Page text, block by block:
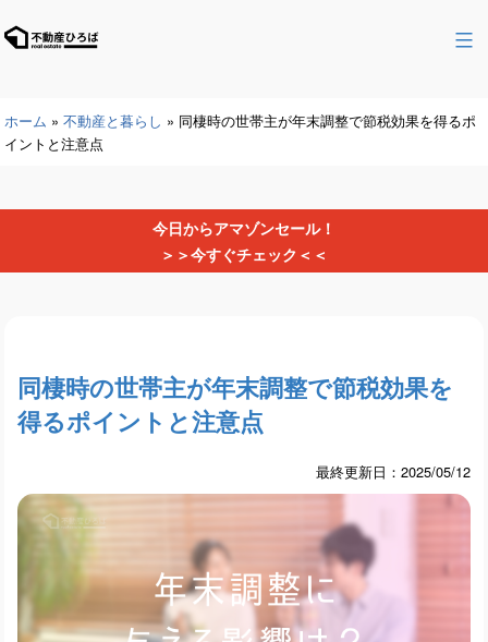
ン
ツ
へ
不
ひ
ろ
ホーム » 不動産と暮らし » 同棲時の世帯主が年末調整で節税効果を得るポ
イントと注意点
今日からアマゾンセール！
＞＞今すぐチェック＜＜
同棲時の世帯主が年末調整で節税効果を
得るポイントと注意点
最終更新日：2025/05/12